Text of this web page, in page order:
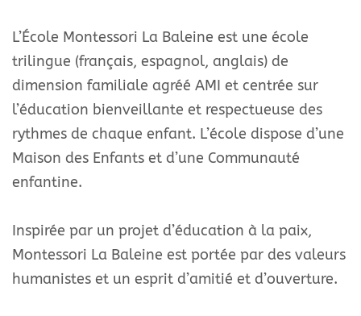
L’École Montessori La Baleine est une école
trilingue (français, espagnol, anglais) de
dimension familiale agréé AMI et centrée sur
l’éducation bienveillante et respectueuse des
rythmes de chaque enfant. L’école dispose d’une
Maison des Enfants et d’une Communauté
enfantine.
Inspirée par un projet d’éducation à la paix,
Montessori La Baleine est portée par des valeurs
humanistes et un esprit d’amitié et d’ouverture.